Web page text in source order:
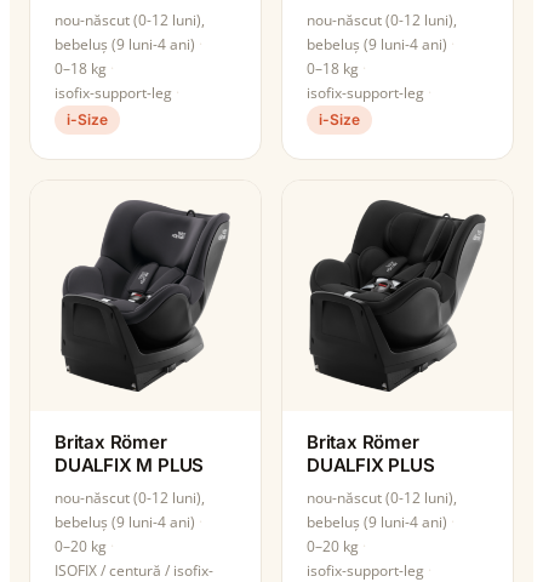
nou-născut (0-12 luni),
bebeluș (9 luni-4 ani)
0–18 kg
isofix-support-leg
i-Size
nou-născut (0-12 luni),
bebeluș (9 luni-4 ani)
0–18 kg
isofix-support-leg
i-Size
Britax Römer
DUALFIX M PLUS
nou-născut (0-12 luni),
bebeluș (9 luni-4 ani)
0–20 kg
ISOFIX / centură / isofix-
Britax Römer
DUALFIX PLUS
nou-născut (0-12 luni),
bebeluș (9 luni-4 ani)
0–20 kg
isofix-support-leg